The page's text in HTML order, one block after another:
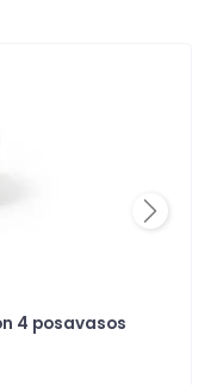
4 posavasos
Next